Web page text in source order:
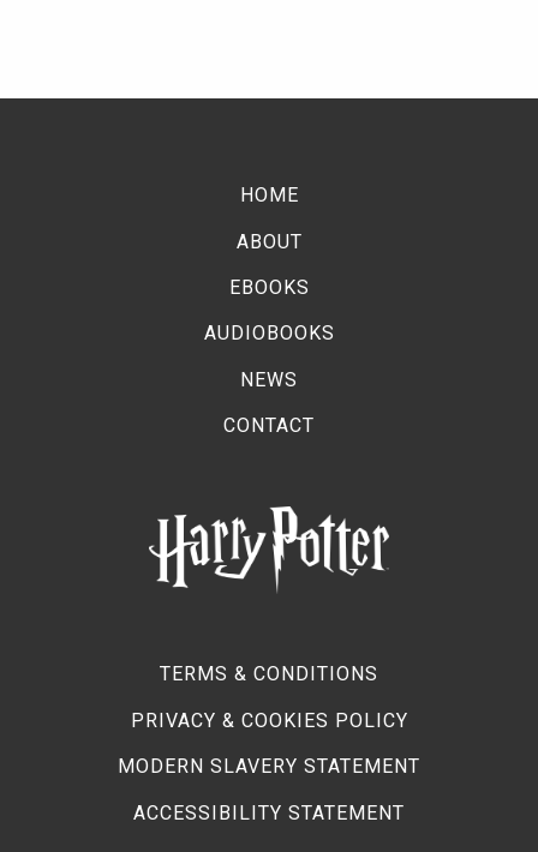
HOME
ABOUT
EBOOKS
AUDIOBOOKS
NEWS
CONTACT
TERMS & CONDITIONS
PRIVACY & COOKIES POLICY
MODERN SLAVERY STATEMENT
ACCESSIBILITY STATEMENT